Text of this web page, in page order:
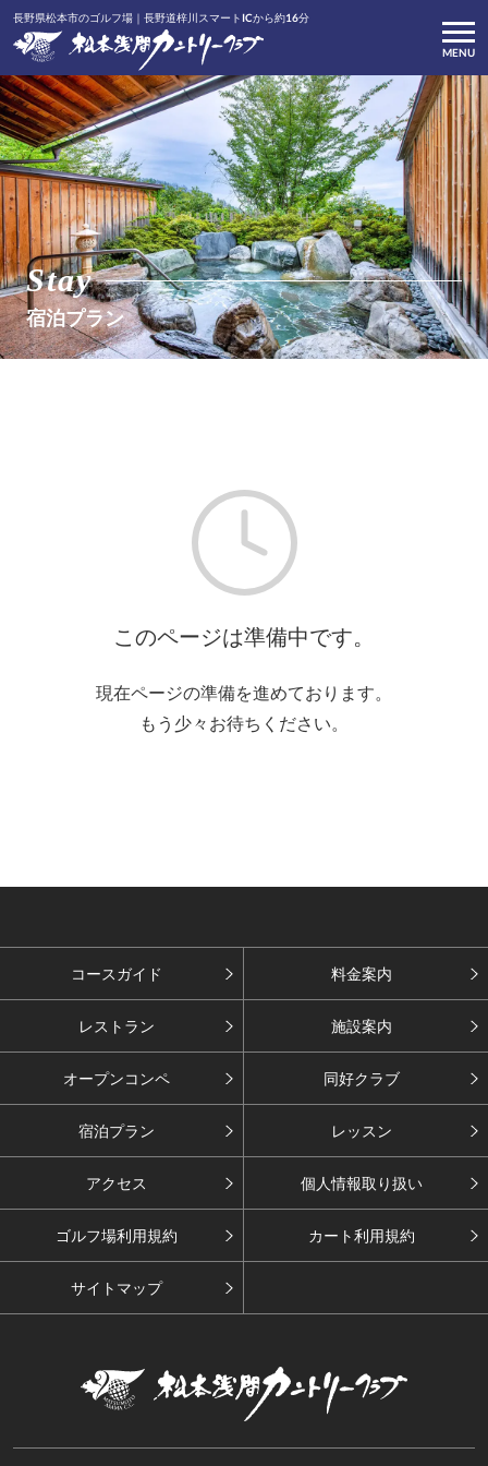
MENU
長野県松本市のゴルフ場｜長野道梓川スマートICから約16分
宿泊プラン
Stay
このページは準備中です。
現在ページの準備を進めております。
もう少々お待ちください。
コースガイド 料金案内
レストラン 施設案内
オープンコンペ 同好クラブ
宿泊プラン レッスン
アクセス 個人情報取り扱い
ゴルフ場利用規約 カート利用規約
サイトマップ